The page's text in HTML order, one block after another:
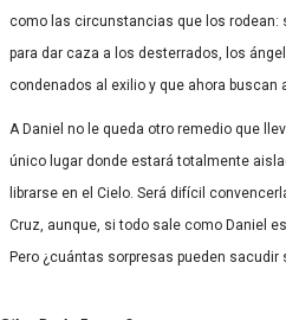
como las circunstancias que los rodean:
para dar caza a los desterrados, los
condenados al exilio y que ahora buscan
A Daniel no le queda otro remedio que
único lugar donde estará totalmente
librarse en el Cielo. Será difícil
Cruz, aunque, si todo sale como Daniel
Pero ¿cuántas sorpresas pueden